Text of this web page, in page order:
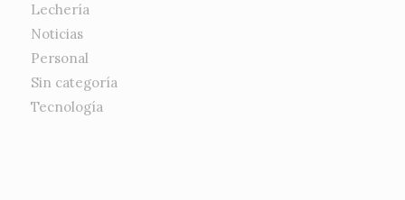
Lechería
Noticias
Personal
Sin categoría
Tecnología